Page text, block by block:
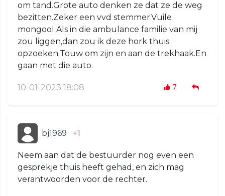
om tand.Grote auto denken ze dat ze de weg
bezitten.Zeker een vvd stemmer.Vuile
mongool.Als in die ambulance familie van mij
zou liggen,dan zou ik deze hork thuis
opzoeken.Touw om zijn en aan de trekhaak.En
gaan met die auto.
10-01-2023 18:08 7
bj1969 +1
Neem aan dat de bestuurder nog even een
gesprekje thuis heeft gehad, en zich mag
verantwoorden voor de rechter.